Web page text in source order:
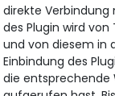
direkte Verbindung
des Plugin wird
und von diesem in
Einbindung des
die